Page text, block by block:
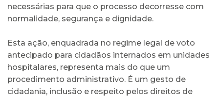
necessárias para que o processo decorresse com
normalidade, segurança e dignidade.
Esta ação, enquadrada no regime legal de voto
antecipado para cidadãos internados em unidades
hospitalares, representa mais do que um
procedimento administrativo. É um gesto de
cidadania, inclusão e respeito pelos direitos de